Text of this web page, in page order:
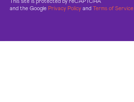
This site is protected by reCAPTCHA
and the Google Privacy Policy and Terms of Service